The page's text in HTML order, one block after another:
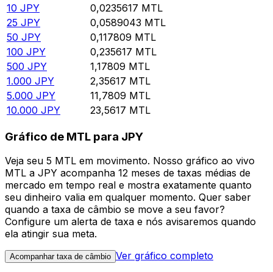
10 JPY 0,0235617 MTL
25 JPY 0,0589043 MTL
50 JPY 0,117809 MTL
100 JPY 0,235617 MTL
500 JPY 1,17809 MTL
1.000 JPY 2,35617 MTL
5.000 JPY 11,7809 MTL
10.000 JPY 23,5617 MTL
Gráfico de MTL para JPY
Veja seu 5 MTL em movimento. Nosso gráfico ao vivo
MTL a JPY acompanha 12 meses de taxas médias de
mercado em tempo real e mostra exatamente quanto
seu dinheiro valia em qualquer momento. Quer saber
quando a taxa de câmbio se move a seu favor?
Configure um alerta de taxa e nós avisaremos quando
ela atingir sua meta.
Acompanhar taxa de câmbio Ver gráfico completo